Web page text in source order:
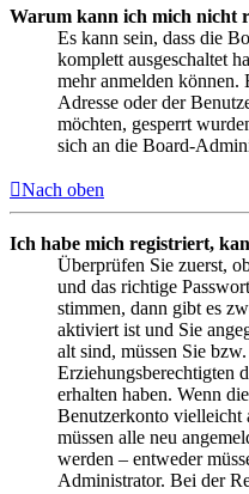
Warum kann ich mich nicht
Es kann sein, dass die
komplett ausgeschaltet
mehr anmelden können.
Adresse oder der
möchten, gesperrt
sich an die Board-
Nach oben
Ich habe mich registriert,
Überprüfen Sie zuerst,
und das richtige
stimmen, dann gibt es
aktiviert ist und Sie
alt sind, müssen Sie
Erziehungsberechtigten
erhalten haben. Wenn
Benutzerkonto vielleicht
müssen alle neu
werden – entweder
Administrator. Bei der